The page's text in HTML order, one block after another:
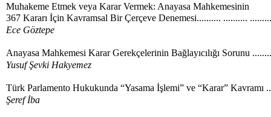
Muhakeme Etmek veya Karar Vermek: Anayasa Mahkemesinin
367 Kararı İçin Kavramsal Bir Çerçeve Denemesi.......... ..........
Ece Göztepe
Anayasa Mahkemesi Karar Gerekçelerinin Bağlayıcılığı Sorunu
Yusuf Şevki Hakyemez
Türk Parlamento Hukukunda “Yasama İşlemi” ve “Karar” Kavramı
Şeref İba